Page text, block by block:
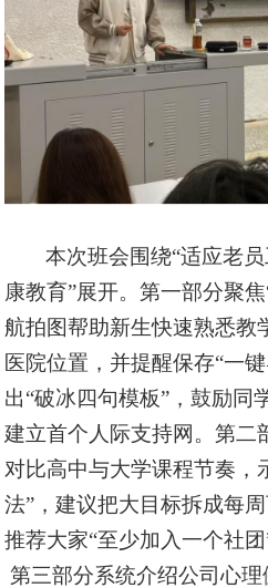
本次班会围绕“适应老
康教育”展开。第一部分聚
航拍图帮助新生快速熟悉教
医院位置，并提醒保存“一
出“破冰四句模板”，鼓励同
建立首个人际支持网。第二
对比高中与大学课程节奏，
法”，建议把大目标拆成每
推荐大家“至少加入一个社
第三部分系统介绍公司心